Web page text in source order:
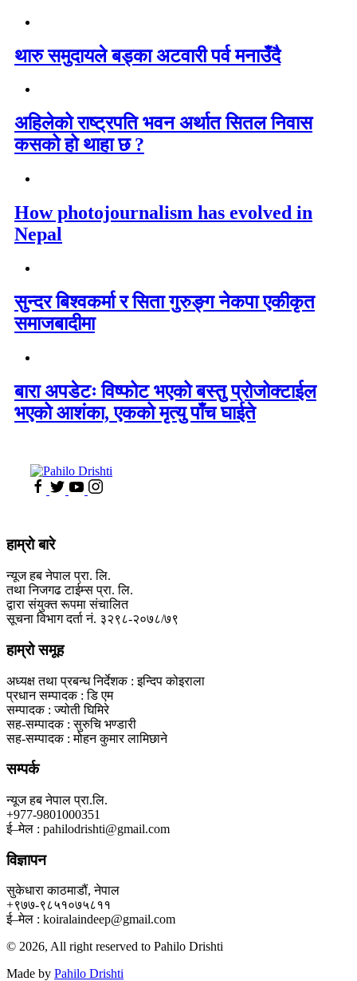
थारु समुदायले बड्का अटवारी पर्व मनाउँदै
अहिलेको राष्ट्रपति भवन अर्थात सितल निवास
कसको हो थाहा छ ?
How photojournalism has evolved in
Nepal
सुन्दर बिश्वकर्मा र सिता गुरुङ्ग नेकपा एकीकृत
समाजबादीमा
बारा अपडेटः विष्फोट भएको बस्तु प्रोजोक्टाईल
भएको आशंका, एकको मृत्यु पाँच घाईते
हाम्रो बारे
न्यूज हब नेपाल प्रा. लि.
तथा निजगढ टाईम्स प्रा. लि.
द्वारा संयुक्त रूपमा संचालित
सूचना विभाग दर्ता नं. ३२९८-२०७८/७९
हाम्रो समूह
अध्यक्ष तथा प्रबन्ध निर्देशक : इन्दिप कोइराला
प्रधान सम्पादक : डि एम
सम्पादक : ज्योती घिमिरे
सह-सम्पादक : सुरुचि भण्डारी
सह-सम्पादक : मोहन कुमार लामिछाने
सम्पर्क
न्यूज हब नेपाल प्रा.लि.
+977-9801000351
ई–मेल : pahilodrishti@gmail.com
विज्ञापन
सुकेधारा काठमाडौं, नेपाल
+९७७-९८५१०७५८११
ई–मेल : koiralaindeep@gmail.com
© 2026, All right reserved to Pahilo Drishti
Made by Pahilo Drishti